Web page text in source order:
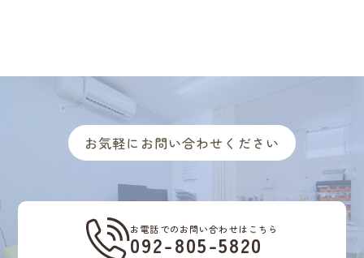
お気軽にお問い合わせください
お電話でのお問い合わせはこちら
092-805-5820